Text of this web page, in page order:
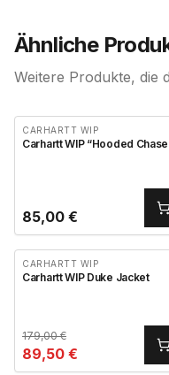
Ähnliche
Weitere Produkte, die
CARHARTT WIP
Carhartt WIP “Hooded
85,00 €
CARHARTT WIP
Carhartt WIP Duke Jacket
179,00€
89,50 €